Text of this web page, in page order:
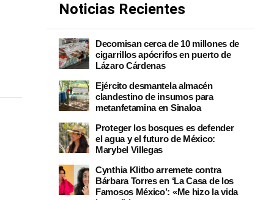
Noticias Recientes
Decomisan cerca de 10 millones de
cigarrillos apócrifos en puerto de
Lázaro Cárdenas
Ejército desmantela almacén
clandestino de insumos para
metanfetamina en Sinaloa
Proteger los bosques es defender
el agua y el futuro de México:
Marybel Villegas
Cynthia Klitbo arremete contra
Bárbara Torres en ‘La Casa de los
Famosos México’: «Me hizo la vida